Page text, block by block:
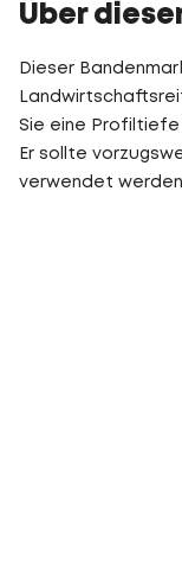
Über
Dieser
Sie eine Profiltiefe
Er sollte
verwendet